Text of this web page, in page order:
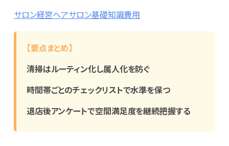
サロン経営ヘアサロン基礎知識費用
【要点まとめ】
清掃はルーティン化し属人化を防ぐ
時間帯ごとのチェックリストで水準を保つ
退店後アンケートで空間満足度を継続把握する